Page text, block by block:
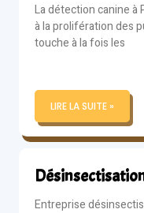
La détection canine à
à la prolifération des
touche à la fois les
LIRE LA SUITE »
Entreprise